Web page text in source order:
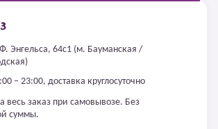
Энгельса, 64с1 (м. Бауманская /
– 23:00, доставка круглосуточно
весь заказ при самовывозе. Без
суммы.